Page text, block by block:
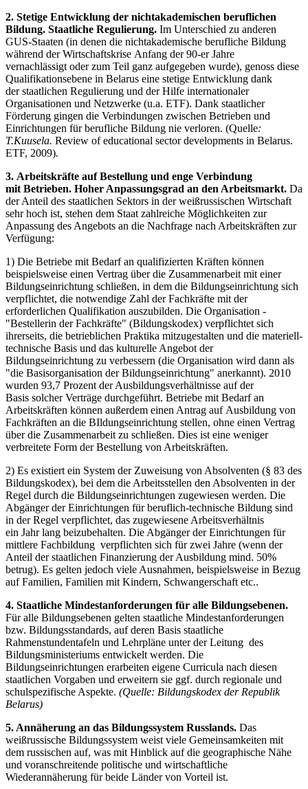
2. Stetige Entwicklung der nichtakademischen beruflichen
Bildung. Staatliche Regulierung. Im Unterschied zu anderen
GUS-Staaten (in denen die nichtakademische berufliche Bildung
während der Wirtschaftskrise Anfang der 90-er Jahre
vernachlässigt oder zum Teil ganz aufgegeben wurde), genoss diese
Qualifikationsebene in Belarus eine stetige Entwicklung dank
der staatlichen Regulierung und der Hilfe internationaler
Organisationen und Netzwerke (u.a. ETF). Dank staatlicher
Förderung gingen die Verbindungen zwischen Betrieben und
Einrichtungen für berufliche Bildung nie verloren. (Quelle:
T.Kuusela. Review of educational sector developments in Belarus.
ETF, 2009).
3. Arbeitskräfte auf Bestellung und enge Verbindung
mit Betrieben. Hoher Anpassungsgrad an den Arbeitsmarkt. Da
der Anteil des staatlichen Sektors in der weißrussischen Wirtschaft
sehr hoch ist, stehen dem Staat zahlreiche Möglichkeiten zur
Anpassung des Angebots an die Nachfrage nach Arbeitskräften zur
Verfügung:
1) Die Betriebe mit Bedarf an qualifizierten Kräften können
beispielsweise einen Vertrag über die Zusammenarbeit mit einer
Bildungseinrichtung schließen, in dem die Bildungseinrichtung sich
verpflichtet, die notwendige Zahl der Fachkräfte mit der
erforderlichen Qualifikation auszubilden. Die Organisation -
"Bestellerin der Fachkräfte" (Bildungskodex) verpflichtet sich
ihrerseits, die betrieblichen Praktika mitzugestalten und die materiell-
technische Basis und das kulturelle Angebot der
Bildungseinrichtung zu verbessern (die Organisation wird dann als
"die Basisorganisation der Bildungseinrichtung" anerkannt). 2010
wurden 93,7 Prozent der Ausbildungsverhältnisse auf der
Basis solcher Verträge durchgeführt. Betriebe mit Bedarf an
Arbeitskräften können außerdem einen Antrag auf Ausbildung von
Fachkräften an die BIldungseinrichtung stellen, ohne einen Vertrag
über die Zusammenarbeit zu schließen. Dies ist eine weniger
verbreitete Form der Bestellung von Arbeitskräften.
2) Es existiert ein System der Zuweisung von Absolventen (§ 83 des
Bildungskodex), bei dem die Arbeitsstellen den Absolventen in der
Regel durch die Bildungseinrichtungen zugewiesen werden. Die
Abgänger der Einrichtungen für beruflich-technische Bildung sind
in der Regel verpflichtet, das zugewiesene Arbeitsverhältnis
ein Jahr lang beizubehalten. Die Abgänger der Einrichtungen für
mittlere Fachbildung verpflichten sich für zwei Jahre (wenn der
Anteil der staatlichen Finanzierung der Ausbildung mind. 50%
betrug). Es gelten jedoch viele Ausnahmen, beispielsweise in Bezug
auf Familien, Familien mit Kindern, Schwangerschaft etc..
4. Staatliche Mindestanforderungen für alle Bildungsebenen.
Für alle Bildungsebenen gelten staatliche Mindestanforderungen
bzw. Bildungsstandards, auf deren Basis staatliche
Rahmenstundentafeln und Lehrpläne unter der Leitung des
Bildungsministeriums entwickelt werden. Die
Bildungseinrichtungen erarbeiten eigene Curricula nach diesen
staatlichen Vorgaben und erweitern sie ggf. durch regionale und
schulspezifische Aspekte. (Quelle: Bildungskodex der Republik
Belarus)
5. Annäherung an das Bildungssystem Russlands. Das
weißrussische Bildungssystem weist viele Gemeinsamkeiten mit
dem russischen auf, was mit Hinblick auf die geographische Nähe
und voranschreitende politische und wirtschaftliche
Wiederannäherung für beide Länder von Vorteil ist.